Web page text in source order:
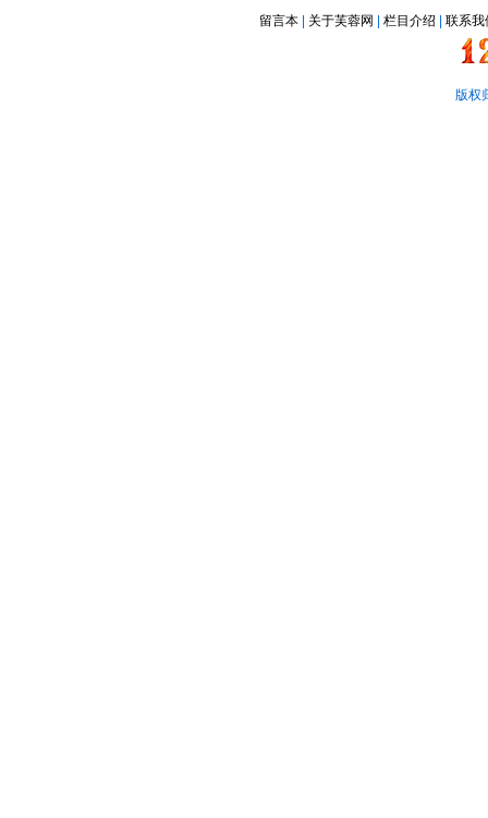
留言本| 关于芙蓉网 栏目介绍 联系我
版权